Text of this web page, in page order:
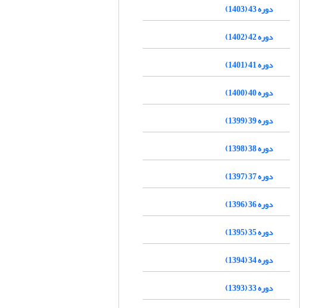
دوره 43 (1403)
دوره 42 (1402)
دوره 41 (1401)
دوره 40 (1400)
دوره 39 (1399)
دوره 38 (1398)
دوره 37 (1397)
دوره 36 (1396)
دوره 35 (1395)
دوره 34 (1394)
دوره 33 (1393)